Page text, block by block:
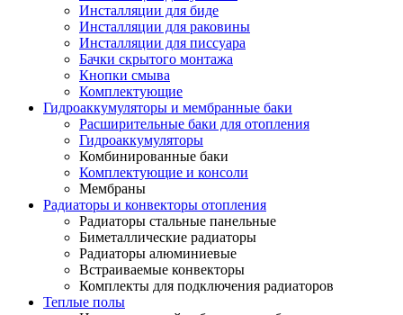
Инсталляции для биде
Инсталляции для раковины
Инсталляции для писсуара
Бачки скрытого монтажа
Кнопки смыва
Комплектующие
Гидроаккумуляторы и мембранные баки
Расширительные баки для отопления
Гидроаккумуляторы
Комбинированные баки
Комплектующие и консоли
Мембраны
Радиаторы и конвекторы отопления
Радиаторы стальные панельные
Биметаллические радиаторы
Радиаторы алюминиевые
Встраиваемые конвекторы
Комплекты для подключения радиаторов
Теплые полы